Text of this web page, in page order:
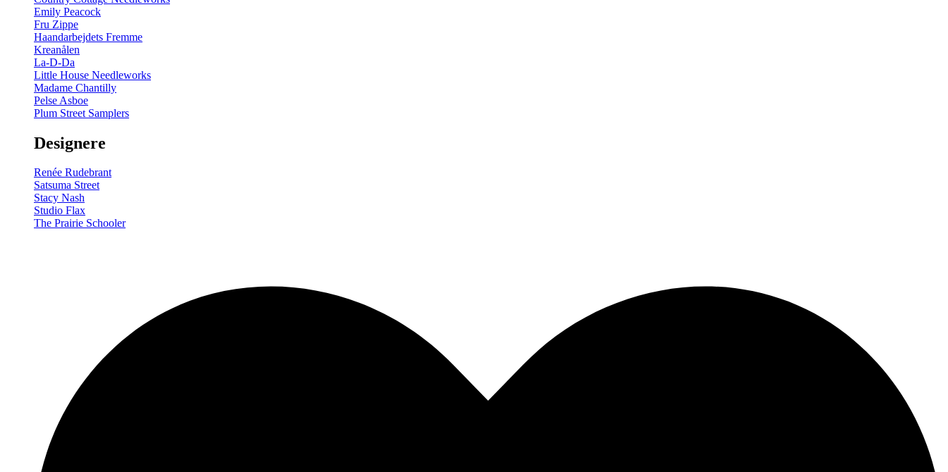
Emily Peacock
Fru Zippe
Haandarbejdets Fremme
Kreanålen
La-D-Da
Little House Needleworks
Madame Chantilly
Pelse Asboe
Plum Street Samplers
Designere
Renée Rudebrant
Satsuma Street
Stacy Nash
Studio Flax
The Prairie Schooler